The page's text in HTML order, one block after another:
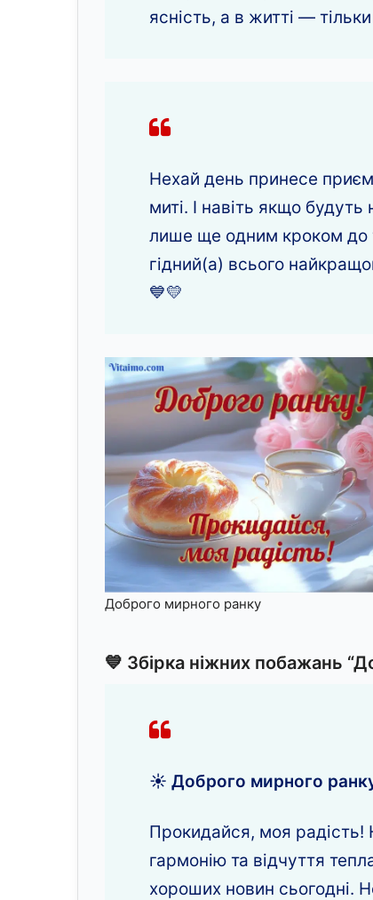
ясність, а в житті — тільки
Нехай день принесе
миті. І навіть якщо
лише ще одним кроком до
гідний(а) всього
💙💛
Доброго мирного ранку
💙 Збірка ніжних побажань
☀️ Доброго мирного
Прокидайся, моя радість!
гармонію та відчуття
хороших новин сьогодні.